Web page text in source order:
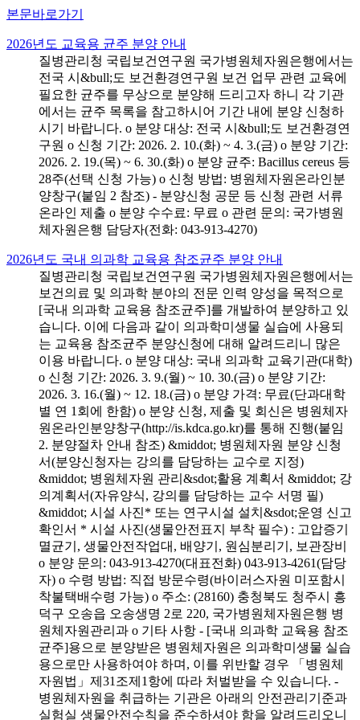
본문바로가기
2026년도 교육용 균주 분양 안내
질병관리청 국립보건연구원 국가병원체자원은행에서는
전국 시&bull;도 보건환경연구원 보건 업무 관련 교육에
필요한 균주를 무상으로 분양해 드리고자 하니 각 기관
에서는 균주 목록을 참고하시어 기간 내에 분양 신청하
시기 바랍니다. o 분양 대상: 전국 시&bull;도 보건환경연
구원 o 신청 기간: 2026. 2. 10.(화) ~ 4. 3.(금) o 분양 기간:
2026. 2. 19.(목) ~ 6. 30.(화) o 분양 균주: Bacillus cereus 등
28주(선택 신청 가능) o 신청 방법: 병원체자원온라인분
양창구(붙임 2 참조) - 분양신청 공문 등 신청 관련 서류
온라인 제출 o 분양 수수료: 무료 o 관련 문의: 국가병원
체자원은행 담당자(전화: 043-913-4270)
2026년도 국내 의과학 교육용 참조균주 분양 안내
질병관리청 국립보건연구원 국가병원체자원은행에서는
보건의료 및 의과학 분야의 전문 인력 양성을 목적으로
[국내 의과학 교육용 참조균주]를 개발하여 분양하고 있
습니다. 이에 다음과 같이 의과학미생물 실습에 사용되
는 교육용 참조균주 분양신청에 대해 알려드리니 많은
이용 바랍니다. o 분양 대상: 국내 의과학 교육기관(대학)
o 신청 기간: 2026. 3. 9.(월) ~ 10. 30.(금) o 분양 기간:
2026. 3. 16.(월) ~ 12. 18.(금) o 분양 가격: 무료(단과대학
별 연 1회에 한함) o 분양 신청, 제출 및 회신은 병원체자
원온라인분양창구(http://is.kdca.go.kr)를 통해 진행(붙임
2. 분양절차 안내 참조) &middot; 병원체자원 분양 신청
서(분양신청자는 강의를 담당하는 교수로 지정)
&middot; 병원체자원 관리&sdot;활용 계획서 &middot; 강
의계획서(자유양식, 강의를 담당하는 교수 서명 필)
&middot; 시설 사진* 또는 연구시설 설치&sdot;운영 신고
확인서 * 시설 사진(생물안전표지 부착 필수) : 고압증기
멸균기, 생물안전작업대, 배양기, 원심분리기, 보관장비
o 분양 문의: 043-913-4270(대표전화) 043-913-4261(담당
자) o 수령 방법: 직접 방문수령(바이러스자원 미포함시
착불택배수령 가능) o 주소: (28160) 충청북도 청주시 흥
덕구 오송읍 오송생명 2로 220, 국가병원체자원은행 병
원체자원관리과 o 기타 사항 - [국내 의과학 교육용 참조
균주]용으로 분양받은 병원체자원은 의과학미생물 실습
용으로만 사용하여야 하며, 이를 위반할 경우 「병원체
자원법」제31조제1항에 따라 처벌받을 수 있습니다. -
병원체자원을 취급하는 기관은 아래의 안전관리기준과
실험실 생물안전수칙을 준수하셔야 함을 알려드리오니